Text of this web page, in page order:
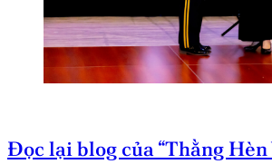
Đọc lại blog của “Thằng